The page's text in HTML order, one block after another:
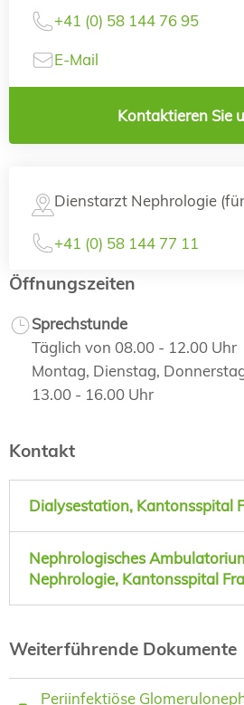
+41 (0) 58 144 76 95
E-Mail
Kontaktieren Sie
Dienstarzt Nephrologie
+41 (0) 58 144 77 11
Öffnungszeiten
Sprechstunde
Täglich von 08.00 - 12.00 Uhr
Montag, Dienstag,
13.00 - 16.00 Uhr
Kontakt
Dialysestation, Kantonsspital
Nephrologisches
Nephrologie, Kantonsspital
Weiterführende Dokumente
Periinfektiöse